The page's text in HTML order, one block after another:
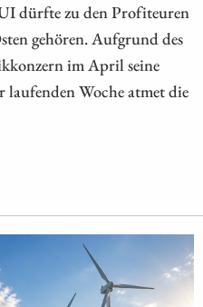
dürfte zu den Profiteuren
gehören. Aufgrund des
im April seine
laufenden Woche atmet die